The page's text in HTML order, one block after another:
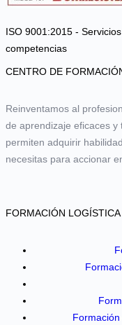
ISO 9001:2015 -
competencias
CENTRO DE
Reinventamos al
de aprendizaje eficaces
permiten adquirir
necesitas para accionar
FORMACIÓN LOGÍSTICA